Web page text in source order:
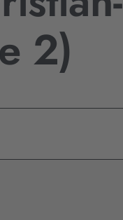
2)